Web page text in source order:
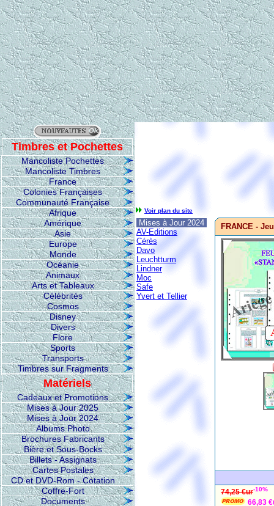
Timbres et Pochettes
Mancoliste Pochettes
Mancoliste Timbres
France
Colonies Françaises
Communauté Française
Afrique
Amérique
Asie
Europe
Monde
Océanie
Animaux
Arts et Tableaux
Célébrités
Cosmos
Disney
Divers
Flore
Sports
Transports
Timbres sur Fragments
Matériels
Cadeaux et Promotions
Mises à Jour 2025
Mises à Jour 2024
Albums Photo
Brochures Fabricants
Bière et Sous-Bocks
Billets - Assignats
Cartes Postales
CD et DVD-Rom - Cotation
Coffre-Fort
Documents
Voir plan du site
Mises à Jour 2024
AV-Editions
Cérès
Davo
Leuchtturm
Lindner
Moc
Safe
Yvert et Tellier
FRANCE -
74,25 €ur-10%
66,83